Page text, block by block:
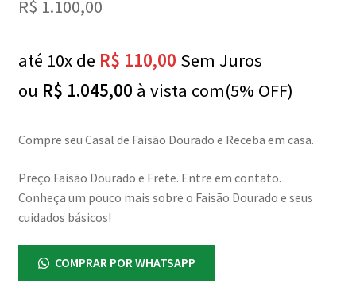
R$ 1.100,00
até 10x de R$ 110,00 Sem Juros
ou R$ 1.045,00 à vista com(5% OFF)
Compre seu Casal de Faisão Dourado e Receba em casa.
Preço Faisão Dourado e Frete. Entre em contato.
Conheça um pouco mais sobre o Faisão Dourado e seus
cuidados básicos!
COMPRAR POR WHATSAPP